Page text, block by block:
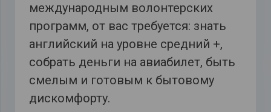
международным волонтерских
программ, от вас требуется: знать
английский на уровне средний +,
собрать деньги на авиабилет, быть
смелым и готовым к бытовому
дискомфорту.